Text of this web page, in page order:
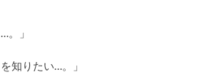
。」
知りたい…。」